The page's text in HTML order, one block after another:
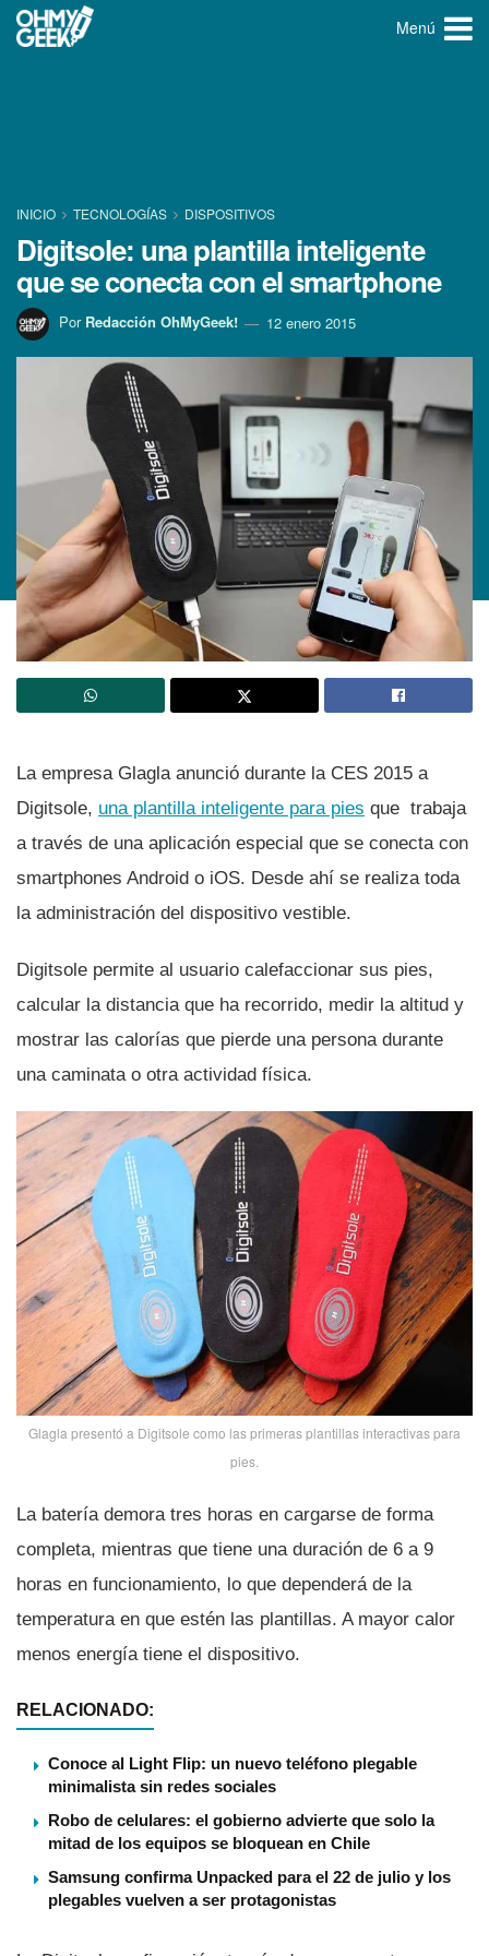
Menú
INICIO TECNOLOGÍ­AS DISPOSITIVOS
Digitsole: una plantilla inteligente
que se conecta con el smartphone
Por Redacción OhMyGeek! 12 enero 2015
La empresa Glagla anunció durante la CES 2015 a
Digitsole, una plantilla inteligente para pies que trabaja
a través de una aplicación especial que se conecta con
smartphones Android o iOS. Desde ahí­ se realiza toda
la administración del dispositivo vestible.
Digitsole permite al usuario calefaccionar sus pies,
calcular la distancia que ha recorrido, medir la altitud y
mostrar las calorí­as que pierde una persona durante
una caminata o otra actividad fí­sica.
Glagla presentó a Digitsole como las primeras plantillas interactivas para
pies.
La baterí­a demora tres horas en cargarse de forma
completa, mientras que tiene una duración de 6 a 9
horas en funcionamiento, lo que dependerá de la
temperatura en que estén las plantillas. A mayor calor
menos energí­a tiene el dispositivo.
RELACIONADO:
Conoce al Light Flip: un nuevo teléfono plegable
minimalista sin redes sociales
Robo de celulares: el gobierno advierte que solo la
mitad de los equipos se bloquean en Chile
Samsung confirma Unpacked para el 22 de julio y los
plegables vuelven a ser protagonistas